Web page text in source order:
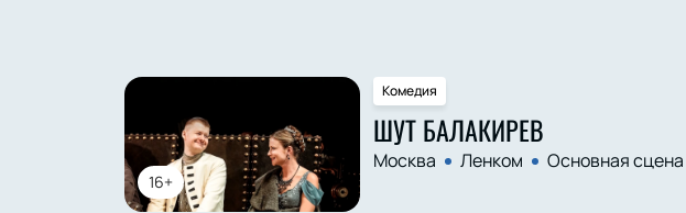
16+
Комедия
ШУТ БАЛАКИРЕВ
Москва Ленком Основная сцена